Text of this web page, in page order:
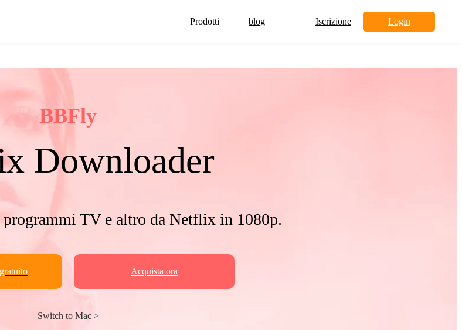
Prodotti
blog Iscrizione Login
BBFly
Downloader
TV e altro da Netflix in 1080p.
Acquista ora
Switch to Mac >